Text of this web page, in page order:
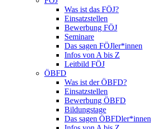
Was ist das FÖJ?
Einsatzstellen
Bewerbung FÖJ
Seminare
Das sagen FÖJler*innen
Infos von A bis Z
Leitbild FÖJ
ÖBFD
Was ist der ÖBFD?
Einsatzstellen
Bewerbung ÖBFD
Bildungstage
Das sagen ÖBFDler*innen